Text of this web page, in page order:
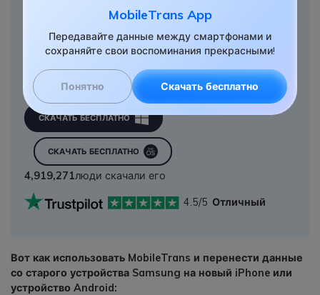
MobileTrans App
Передавайте данные между смартфонами и
сохраняйте свои воспоминания прекрасными!
Понятно Скачать бесплатно
• Поддержка передачи данных WhatsApp, передачи данных
с телефона на компьютер, резервного копирования и
восстановления телефона.
- Полная совместимость с iOS 16 и Android 12.0.
СКАЧАТЬ БЕСПЛАТНО
СКАЧАТЬ БЕСПЛАТНО
4,919,271люди скачали его
4.5/5 Отличный
Вот как использовать MobileTrans и перенести данные
со старого устройства Samsung на новый iPhone или
устройство Android: